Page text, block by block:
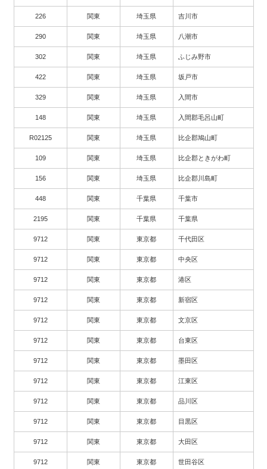
226 関東 埼玉県 吉川市
290 関東 埼玉県 八潮市
302 関東 埼玉県 ふじみ野市
422 関東 埼玉県 坂戸市
329 関東 埼玉県 入間市
148 関東 埼玉県 入間郡毛呂山町
R02125 関東 埼玉県 比企郡鳩山町
109 関東 埼玉県 比企郡ときがわ町
156 関東 埼玉県 比企郡川島町
448 関東 千葉県 千葉市
2195 関東 千葉県 千葉県
9712 関東 東京都 千代田区
9712 関東 東京都 中央区
9712 関東 東京都 港区
9712 関東 東京都 新宿区
9712 関東 東京都 文京区
9712 関東 東京都 台東区
9712 関東 東京都 墨田区
9712 関東 東京都 江東区
9712 関東 東京都 品川区
9712 関東 東京都 目黒区
9712 関東 東京都 大田区
9712 関東 東京都 世田谷区